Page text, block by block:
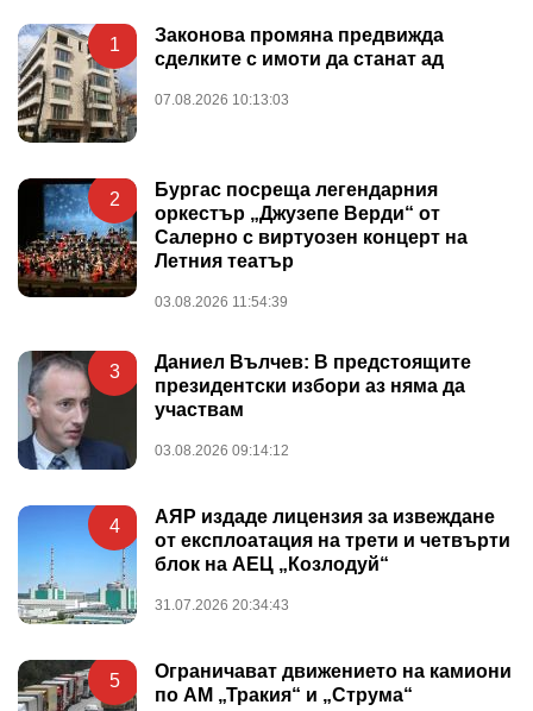
1
Законова промяна предвижда
сделките с имоти да станат ад
07.08.2026 10:13:03
2
Бургас посреща легендарния
оркестър „Джузепе Верди“ от
Салерно с виртуозен концерт на
Летния театър
03.08.2026 11:54:39
3
Даниел Вълчев: В предстоящите
президентски избори аз няма да
участвам
03.08.2026 09:14:12
4
АЯР издаде лицензия за извеждане
от експлоатация на трети и четвърти
блок на АЕЦ „Козлодуй“
31.07.2026 20:34:43
5
Ограничават движението на камиони
по АМ „Тракия“ и „Струма“